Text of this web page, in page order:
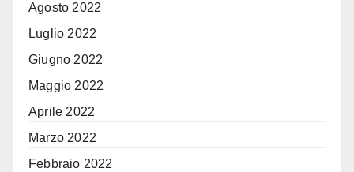
Agosto 2022
Luglio 2022
Giugno 2022
Maggio 2022
Aprile 2022
Marzo 2022
Febbraio 2022